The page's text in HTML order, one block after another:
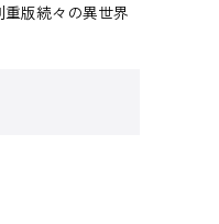
版続々の異世界